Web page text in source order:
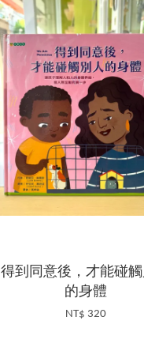
得到同意後，才能碰
的身體
NT$ 320